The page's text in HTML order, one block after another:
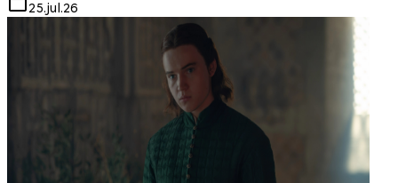
25.jul.26